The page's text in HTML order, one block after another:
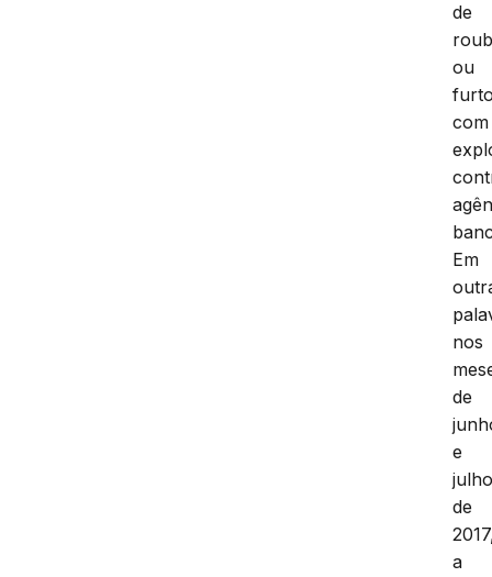
de
ou
com
Em
nos
de
e
de
a